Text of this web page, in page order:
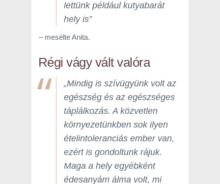
lettünk például kutyabarát
hely is”
– mesélte Anita.
Régi vágy vált valóra
„Mindig is szívügyünk volt az
egészség és az egészséges
táplálkozás. A közvetlen
környezetünkben sok ilyen
ételintoleranciás ember van,
ezért is gondoltunk rájuk.
Maga a hely egyébként
édesanyám álma volt, mi